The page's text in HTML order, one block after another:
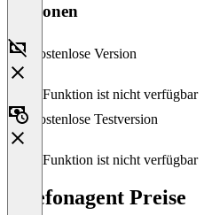
Versionen
Kostenlose Version
Diese Funktion ist nicht verfügbar
Kostenlose Testversion
Diese Funktion ist nicht verfügbar
Telefonagent Preise